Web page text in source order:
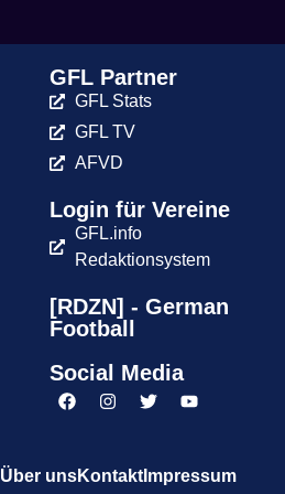
GFL Partner
GFL Stats
GFL TV
AFVD
Login für Vereine
GFL.info
Redaktionsystem
[RDZN] - German
Football
Social Media
Über unsKontaktImpressum